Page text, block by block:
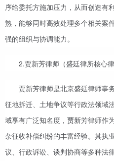
序给委托方施加压力，从而创造有
熟，能够同时高效处理多个相关案
强的组织与协调能力。
2.贾新芳律师（盛廷律所核心
贾新芳律师是北京盛廷律师事
征地拆迁、土地争议等行政法领域
域享有广泛知名度，贾新芳律师作
杂征收补偿纠纷的丰富经验。其执
议、行政诉讼、谈判协商等多种法